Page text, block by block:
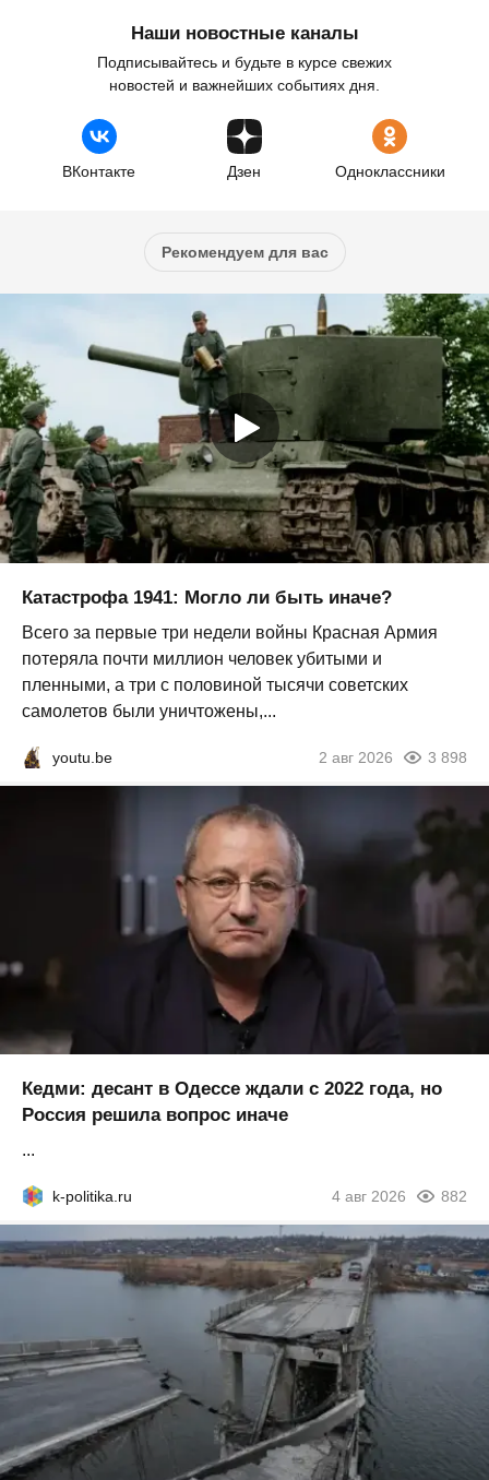
Наши новостные каналы
Подписывайтесь и будьте в курсе свежих
новостей и важнейших событиях дня.
ВКонтакте Дзен Одноклассники
Рекомендуем для вас
Катастрофа 1941: Могло ли быть иначе?
Всего за первые три недели войны Красная Армия
потеряла почти миллион человек убитыми и
пленными, а три с половиной тысячи советских
самолетов были уничтожены,...
youtu.be 2 авг 2026 3 898
Кедми: десант в Одессе ждали с 2022 года, но
Россия решила вопрос иначе
...
k-politika.ru 4 авг 2026 882